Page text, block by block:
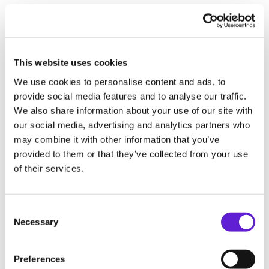
This website uses cookies
We use cookies to personalise content and ads, to
provide social media features and to analyse our traffic.
We also share information about your use of our site with
our social media, advertising and analytics partners who
may combine it with other information that you’ve
provided to them or that they’ve collected from your use
of their services.
Necessary
Preferences
Gérez plus de 100 000 commandes de cartes par mois
manuelle. De la création de compte à l’envoi des
cartes, chaque étape est entièrement automatisée
pour une efficacité maximale.
Suivi automatisé
Envoyez des mises à jour par e-mail tout au long du
Accès à un large réseau